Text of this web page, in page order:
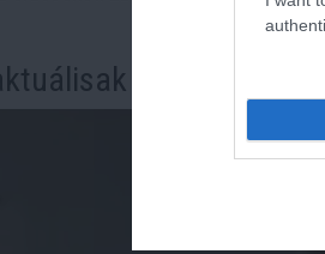
ma is a retró